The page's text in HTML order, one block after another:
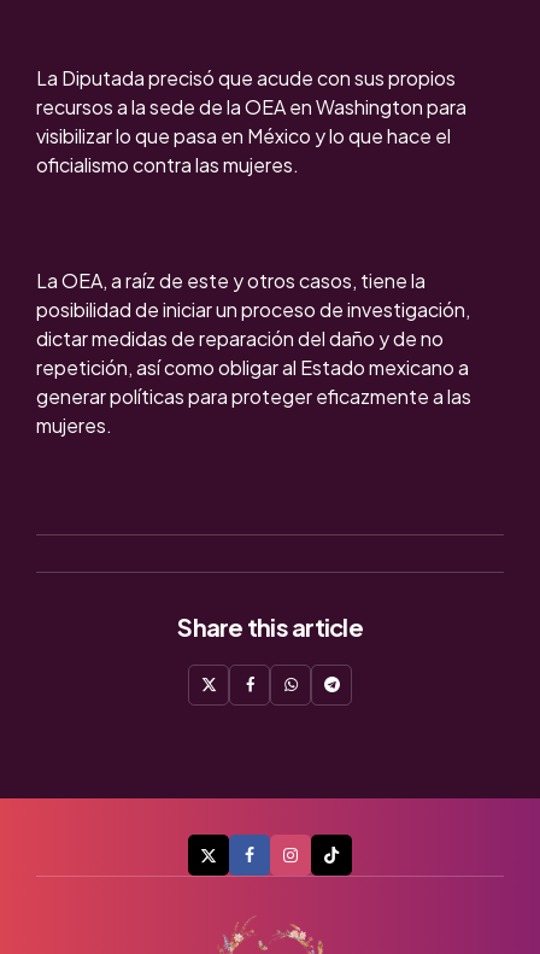
La Diputada precisó que acude con sus propios
recursos a la sede de la OEA en Washington para
visibilizar lo que pasa en México y lo que hace el
oficialismo contra las mujeres.
La OEA, a raíz de este y otros casos, tiene la
posibilidad de iniciar un proceso de investigación,
dictar medidas de reparación del daño y de no
repetición, así como obligar al Estado mexicano a
generar políticas para proteger eficazmente a las
mujeres.
Share this article